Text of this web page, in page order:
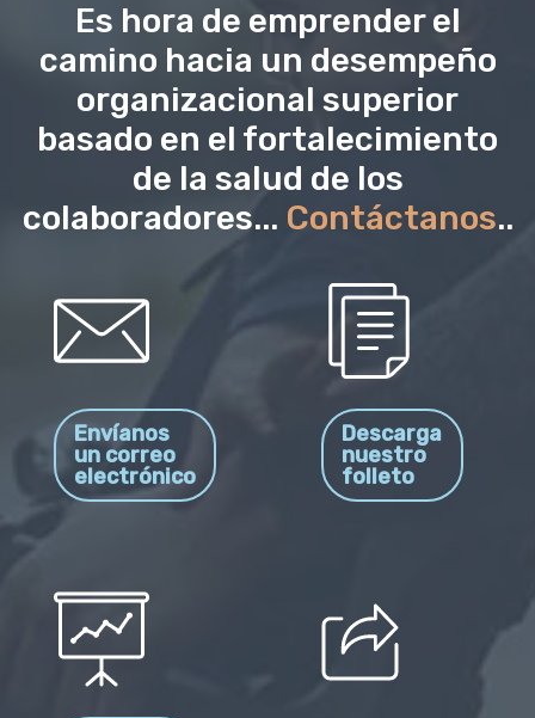
Es hora de emprender el
camino hacia un desempeño
organizacional superior
basado en el fortalecimiento
de la salud de los
colaboradores... Contáctanos..
Envíanos
un correo
electrónico
Descarga
nuestro
folleto